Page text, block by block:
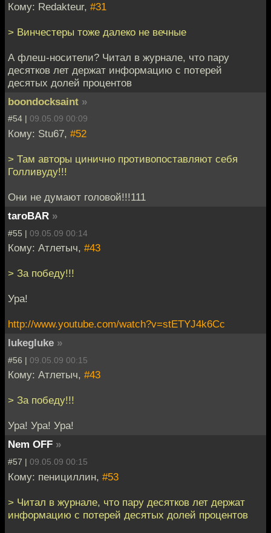
Кому: Redakteur, #31
> Винчестеры тоже далеко не вечные
А флеш-носители? Читал в журнале, что пару
десятков лет держат информацию с потерей
десятых долей процентов
boondocksaint »
#54 | 09.05.09 00:09
Кому: Stu67, #52
> Там авторы цинично противопоставляют себя
Голливуду!!!
Они не думают головой!!!111
taroBAR »
#55 | 09.05.09 00:14
Кому: Атлетыч, #43
> За победу!!!
Ура!
http://www.youtube.com/watch?v=stETYJ4k6Cc
lukegluke »
#56 | 09.05.09 00:15
Кому: Атлетыч, #43
> За победу!!!
Ура! Ура! Ура!
Nem OFF »
#57 | 09.05.09 00:15
Кому: пенициллин, #53
> Читал в журнале, что пару десятков лет держат
информацию с потерей десятых долей процентов